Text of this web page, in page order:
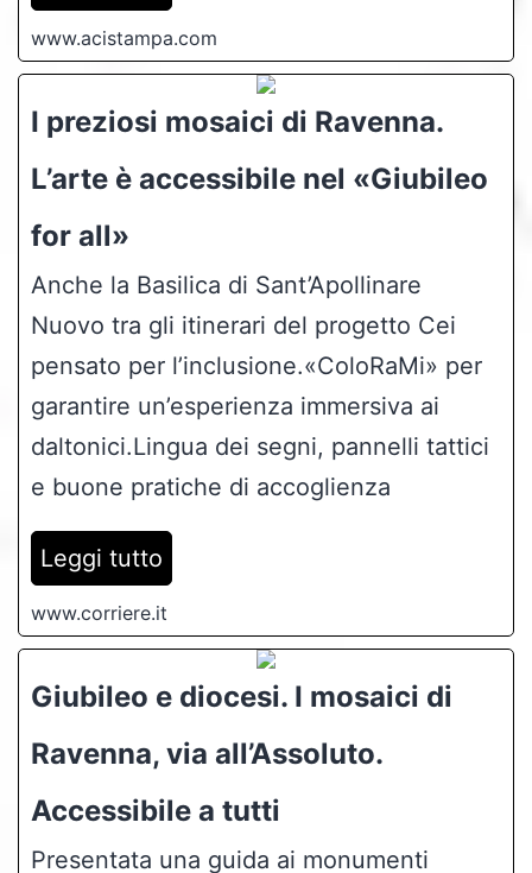
www.acistampa.com
I preziosi mosaici di Ravenna.
L’arte è accessibile nel «Giubileo
for all»
Anche la Basilica di Sant’Apollinare
Nuovo tra gli itinerari del progetto Cei
pensato per l’inclusione.«ColoRaMi» per
garantire un’esperienza immersiva ai
daltonici.Lingua dei segni, pannelli tattici
e buone pratiche di accoglienza
Leggi tutto
www.corriere.it
Giubileo e diocesi. I mosaici di
Ravenna, via all’Assoluto.
Accessibile a tutti
Presentata una guida ai monumenti